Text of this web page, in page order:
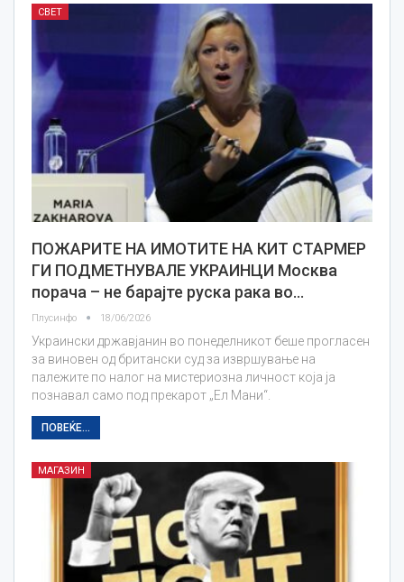
СВЕТ
ПОЖАРИТЕ НА ИМОТИТЕ НА КИТ СТАРМЕР
ГИ ПОДМЕТНУВАЛЕ УКРАИНЦИ Москва
порача – не барајте руска рака во…
Плусинфо 18/06/2026
Украински државјанин во понеделникот беше прогласен
за виновен од британски суд за извршување на
палежите по налог на мистериозна личност која ја
познавал само под прекарот „Ел Мани“.
ПОВЕЌЕ...
МАГАЗИН